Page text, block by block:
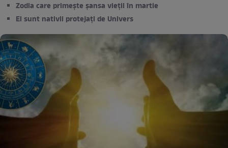
Zodia care primește șansa vieții în martie
Ei sunt nativii protejați de Univers